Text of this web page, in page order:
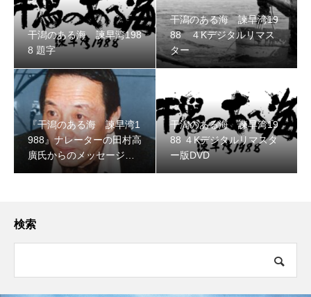
干潟のある海 諫早湾198
8 題字
干潟のある海 諫早湾19
88 ４Kデジタルリマス
ター
『干潟のある海 諫早湾1
988』ナレーターの田村高
廣氏からのメッセージ（1
988年製作当時）
干潟のある海 諫早湾19
88 ４Kデジタルリマスタ
ー版DVD
検索